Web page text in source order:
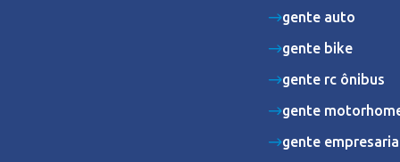
gente auto
gente bike
gente rc ônibus
gente
gente